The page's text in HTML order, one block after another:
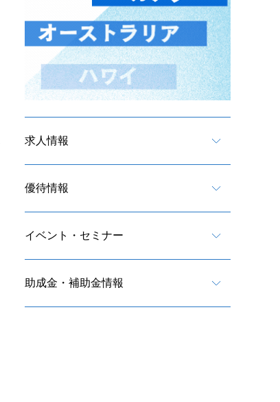
求人情報
優待情報
イベント・セミナー
助成金・補助金情報